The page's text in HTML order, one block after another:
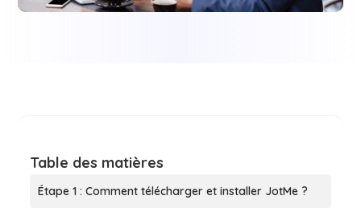
Table des matières
Étape 1 : Comment télécharger et installer JotMe ?